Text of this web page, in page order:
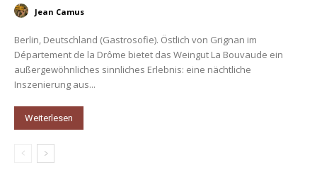
Jean Camus
Berlin, Deutschland (Gastrosofie). Östlich von Grignan im
Département de la Drôme bietet das Weingut La Bouvaude ein
außergewöhnliches sinnliches Erlebnis: eine nächtliche
Inszenierung aus...
Weiterlesen